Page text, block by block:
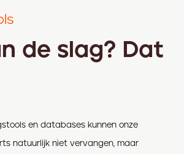
de slag? Dat
en databases kunnen onze
natuurlijk niet vervangen, maar